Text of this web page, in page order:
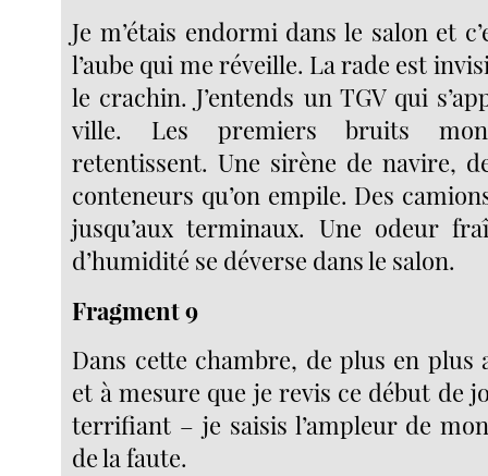
Je m’étais endormi dans le salon et
l’aube qui me réveille. La rade est
le crachin. J’entends un TGV qui
ville. Les premiers bruits
retentissent. Une sirène de navire,
conteneurs qu’on empile. Des
jusqu’aux terminaux. Une odeur
d’humidité se déverse dans le salon.
Fragment 9
Dans cette chambre, de plus en plus
et à mesure que je revis ce début de
terrifiant – je saisis l’ampleur de
de la faute.